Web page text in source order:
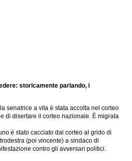
storicamente parlando, i
senatrice a vita è stata accolta nel corteo
di disertare il corteo nazionale. È migrata
è stato cacciato dal corteo al grido di
(poi vincente) a sindaco di
contro gli avversari politici.